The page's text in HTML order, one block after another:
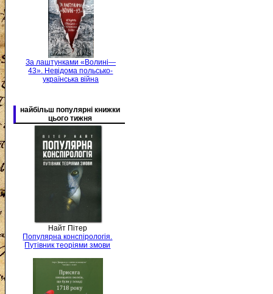
За лаштунками «Волині—
43». Невідома польсько-
українська війна
найбільш популярні книжки
цього тижня
Найт Пітер
Популярна конспірологія.
Путівник теоріями змови